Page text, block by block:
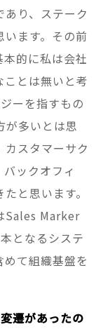
り、ステーク
ます。その前
的に私は会社
とは無いと考
ーを指すもの
が多いとは思
スタマーサク
ックオフィ
と思います。
Sales Marker
となるシステ
て組織基盤を
遷があったの